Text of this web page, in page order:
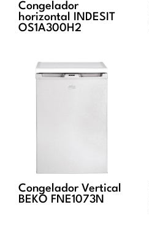
Congelador
horizontal INDESIT
OS1A300H2
Congelador Vertical
BEKO FNE1073N